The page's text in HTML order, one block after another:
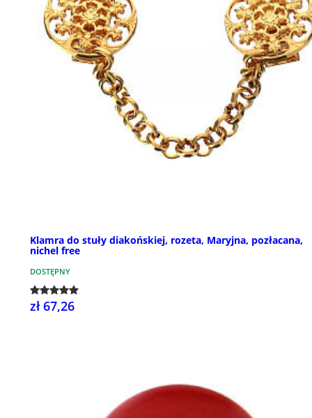
Klamra do stuły diakońskiej, rozeta, Maryjna, pozłacana,
nichel free
DOSTĘPNY
zł 67,26